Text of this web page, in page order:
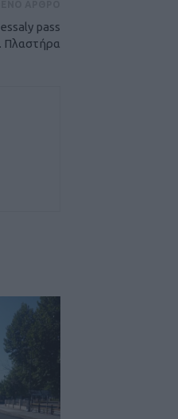
pass
Πλαστήρα